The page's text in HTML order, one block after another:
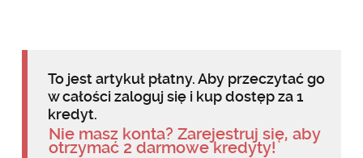
To jest artykuł płatny. Aby przeczytać go
w całości zaloguj się i kup dostęp za 1
kredyt.
Nie masz konta? Zarejestruj się, aby
otrzymać 2 darmowe kredyty!